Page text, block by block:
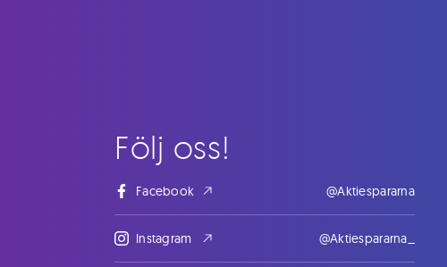
Följ oss!
Facebook @Aktiespararna
Instagram @Aktiespararna_